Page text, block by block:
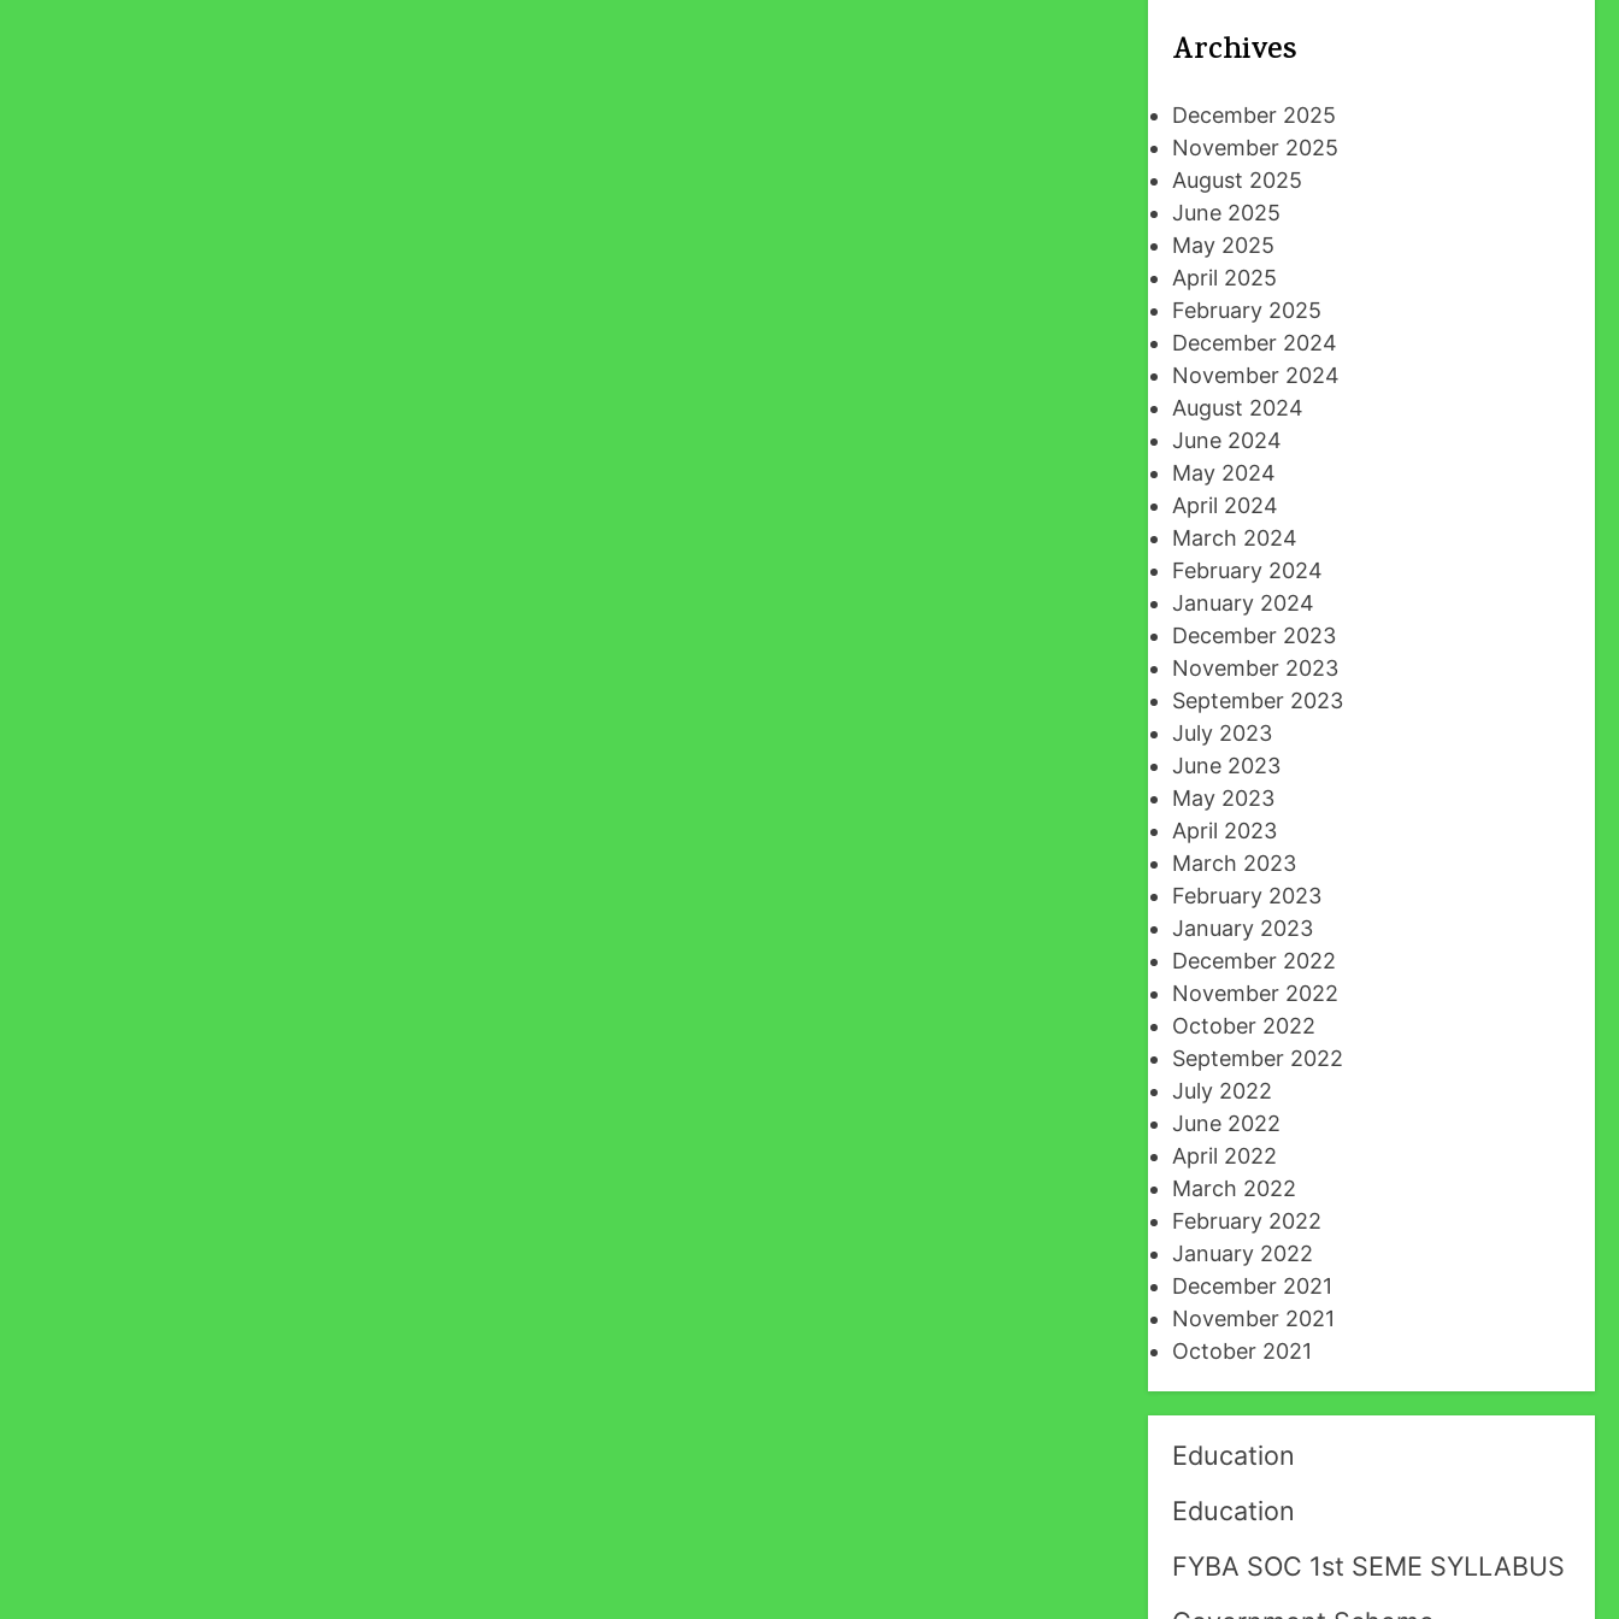
Archives
December 2025
November 2025
August 2025
June 2025
May 2025
April 2025
February 2025
December 2024
November 2024
August 2024
June 2024
May 2024
April 2024
March 2024
February 2024
January 2024
December 2023
November 2023
September 2023
July 2023
June 2023
May 2023
April 2023
March 2023
February 2023
January 2023
December 2022
November 2022
October 2022
September 2022
July 2022
June 2022
April 2022
March 2022
February 2022
January 2022
December 2021
November 2021
October 2021
Education
Education
FYBA SOC 1st SEME SYLLABUS